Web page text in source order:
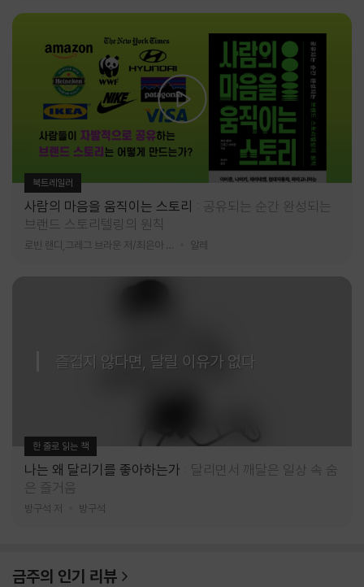
북트레일러
사람의 마음을 움직이는 스토리
공유되는 순간 완성되는
브랜드 스토리텔링의 원칙
알레
즐겁지 않다면, 달릴 이유가 없다
한 줄로 읽는 책
나는 왜 달리기를 좋아하는가
달리면서 깨달은 일상 속 숨
은 즐거움
방구석 저 방구석
금주의 인기 리뷰